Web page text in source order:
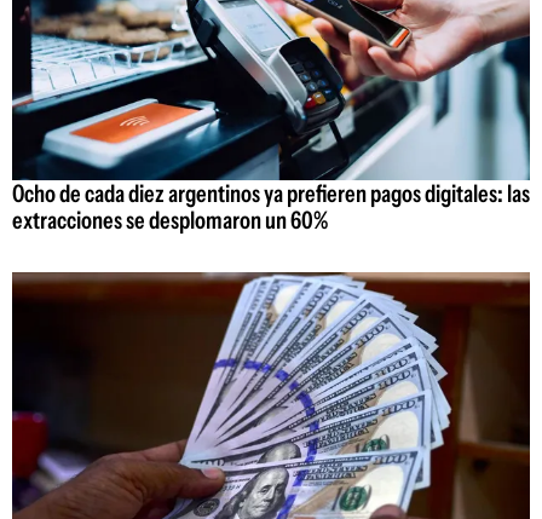
Ocho de cada diez argentinos ya prefieren pagos digitales: las
extracciones se desplomaron un 60%